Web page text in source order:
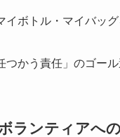
イボトル・マイバッ
つかう責任」のゴー
ランティアへ